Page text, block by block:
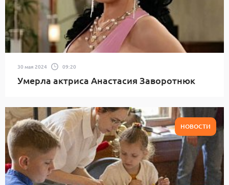
30 мая 2024 09:20
Умерла актриса Анастасия Заворотнюк
НОВОСТИ